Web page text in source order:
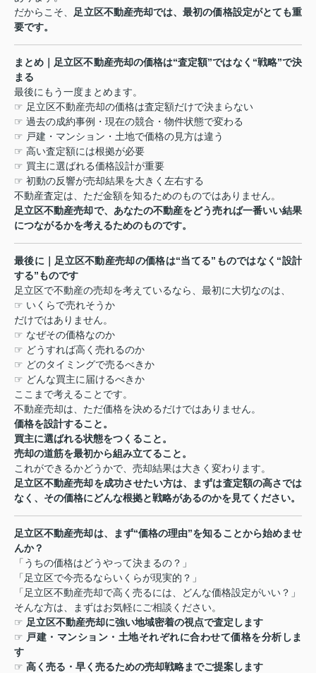
だからこそ、 足立区不動産売却では、最初の価格設定がとても重
要です。
まとめ｜足立区不動産売却の価格は“査定額”ではなく “戦略”で決
まる
最後にもう一度まとめます。
☞ 足立区不動産売却の価格は査定額だけで決まらない
☞ 過去の成約事例・現在の競合・物件状態で変わる
☞ 戸建・マンション・土地で価格の見方は違う
☞ 高い査定額には根拠が必要
☞ 買主に選ばれる価格設計が重要
☞ 初動の反響が売却結果を大きく左右する
不動産査定は、ただ金額を知るためのものではありません。
足立区不動産売却で、あなたの不動産をどう売れば一番いい結果
につながるかを考えるためのものです。
最後に｜足立区不動産売却の価格は“当てる” ものではなく “設計
する”ものです
足立区で不動産の売却を考えているなら、最初に大切なのは、
☞ いくらで売れそうか
だけではありません。
☞ なぜその価格なのか
☞ どうすれば高く売れるのか
☞ どのタイミングで売るべきか
☞ どんな買主に届けるべきか
ここまで考えることです。
不動産売却は、ただ価格を決めるだけではありません。
価格を設計すること。
買主に選ばれる状態をつくること。
売却の道筋を最初から組み立てること。
これができるかどうかで、売却結果は大きく変わります。
足立区不動産売却を成功させたい方は、まずは査定額の高さでは
なく、その価格にどんな根拠と戦略があるのかを見てください。
足立区不動産売却は、まず“価格の理由”を知ることから始めませ
んか？
「うちの価格はどうやって決まるの？」
「足立区で今売るならいくらが現実的？」
「足立区不動産売却で高く売るには、どんな価格設定がいい？」
そんな方は、まずはお気軽にご相談ください。
☞ 足立区不動産売却に強い地域密着の視点で査定します
☞ 戸建・マンション・土地それぞれに合わせて価格を分析しま
す
☞ 高く売る・早く売るための売却戦略までご提案します